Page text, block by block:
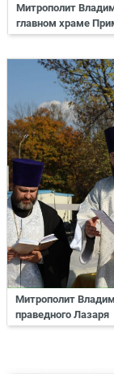
Митрополит
главном храме
Митрополит
праведного Лазаря